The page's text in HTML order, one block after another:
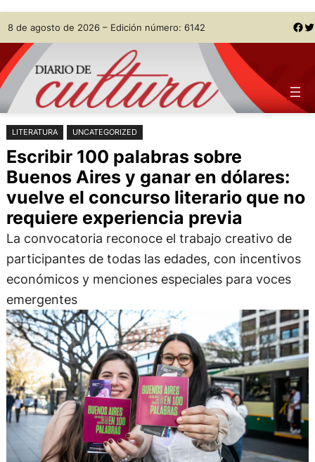
Saltar
al
contenido
Skip
to
content
8 de agosto de 2026 – Edición número: 6142 Facebook Twitter
LITERATURA UNCATEGORIZED
Escribir 100 palabras sobre
Buenos Aires y ganar en dólares:
vuelve el concurso literario que no
requiere experiencia previa
La convocatoria reconoce el trabajo creativo de
participantes de todas las edades, con incentivos
económicos y menciones especiales para voces
emergentes